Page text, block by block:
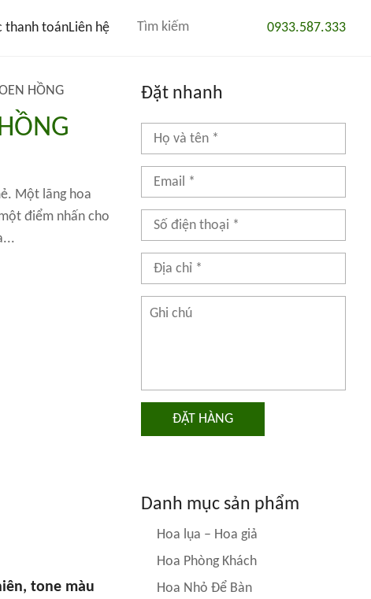
thanh toánLiên hệ 0933.587.333
HỒNG
Một lãng hoa
điểm nhấn cho
Đặt nhanh
ĐẶT HÀNG
tone màu
Danh mục sản phẩm
Hoa lụa – Hoa giả
Hoa Phòng Khách
Hoa Nhỏ Để Bàn